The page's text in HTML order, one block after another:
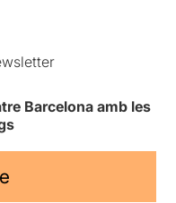
Barcelona amb les